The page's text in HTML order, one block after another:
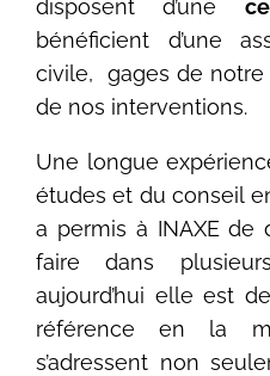
disposent d’une
bénéficient d’une
civile, gages de notre
de nos interventions.
Une longue
études et du conseil
a permis à INAXE de
faire dans
aujourd’hui elle est
référence en la
s’adressent non